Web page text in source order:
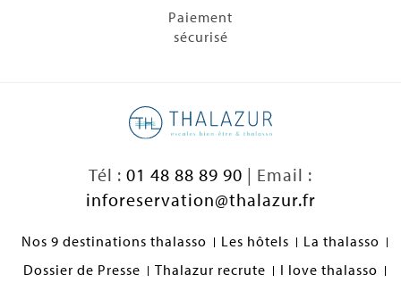
Paiement
sécurisé
Tél : 01 48 88 89 90 | Email :
inforeservation@thalazur.fr
Nos 9 destinations thalasso Les hôtels
La thalasso
Dossier de Presse
Thalazur recrute
I love thalasso